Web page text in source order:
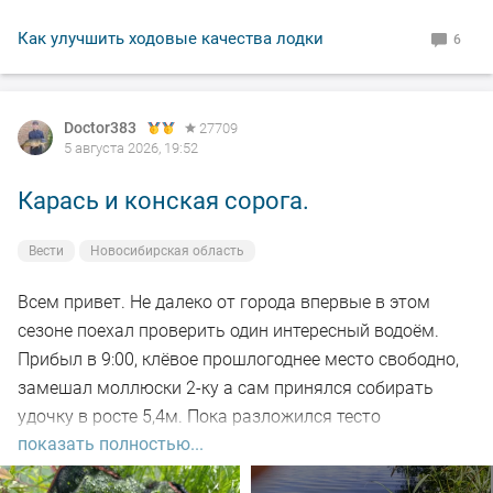
По уровню воды всё путём, особых спадов и скачков
Рыбакам, НХНЧ и рыбацких дней!
Как улучшить ходовые качества лодки 6
Doctor383
27709
5 августа 2026, 19:52
Карась и конская сорога.
Вести Новосибирская область
Всем привет. Не далеко от города впервые в этом
сезоне поехал проверить один интересный водоём.
Прибыл в 9:00, клёвое прошлогоднее место свободно,
замешал моллюски 2-ку а сам принялся собирать
удочку в росте 5,4м. Пока разложился тесто
настоялось, 5-ть закормочных забросов и в бой.
Заброс за забросом, рыба кормится, видно по
показать полностью...